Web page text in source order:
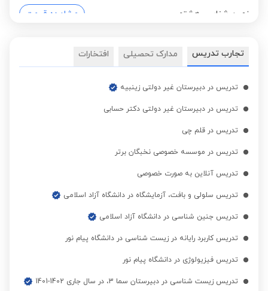
زمین شناسی هشتم مشاهده قیمت
زیست نهم
فیزیک هشتم
فیزیک نهم
تجارب تدریس مدارک تحصیلی افتخارات
تدریس در دبیرستان غیر دولتی زینبیه
تدریس در دبیرستان غیر دولتی دکتر حسابی
تدریس در قلم چی
تدریس در موسسه خصوصی نخبگان برتر
تدریس آنلاین به صورت خصوصی
تدریس سلولی و بافت، آزمایشگاه در دانشگاه آزاد اسلامی
تدریس جنین شناسی در دانشگاه آزاد اسلامی
تدریس کاربرد رایانه در زیست شناسی در دانشگاه پیام نور
تدریس فیزیولوژی در دانشگاه پیام نور
تدریس زیست شناسی در دبیرستان سما 3، در سال جاری 1402-1401